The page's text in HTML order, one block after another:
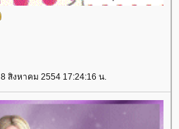
8 สิงหาคม 2554 17:24:16 น.